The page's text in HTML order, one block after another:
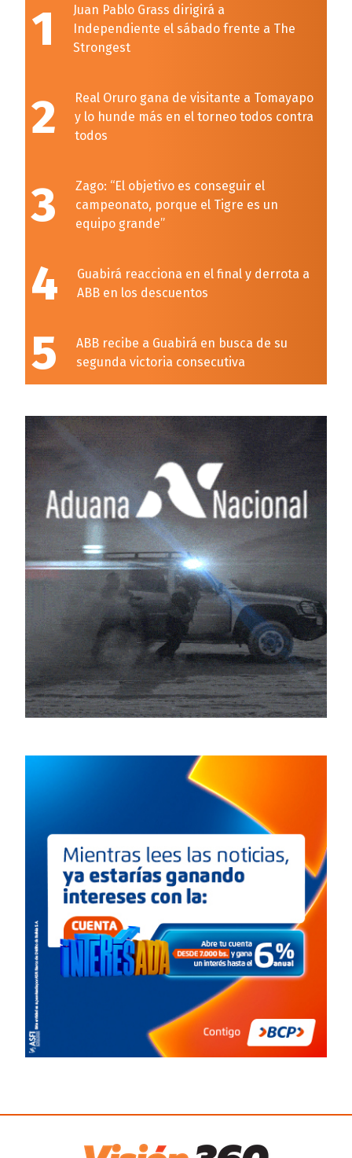
1
Juan Pablo Grass dirigirá a
Independiente el sábado frente a The
Strongest
2
Real Oruro gana de visitante a Tomayapo
y lo hunde más en el torneo todos contra
todos
3
Zago: “El objetivo es conseguir el
campeonato, porque el Tigre es un
equipo grande”
4
Guabirá reacciona en el final y derrota a
ABB en los descuentos
5
ABB recibe a Guabirá en busca de su
segunda victoria consecutiva